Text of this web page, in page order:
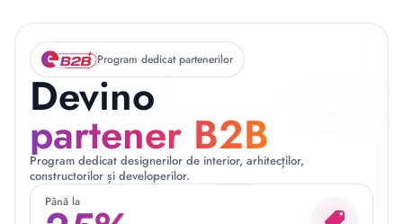
🚚 Politica de Livrare –
EILUMINAT ELECTRICAL
SOLUTIONS S.R.L.
Această politică reglementează modul în care produsele
comandate de pe site-ul nostru sunt livrate către clienți, în
Program dedicat partenerilor
Devino
partener B2B
Program dedicat designerilor de interior, arhitecților,
constructorilor și developerilor.
Până la